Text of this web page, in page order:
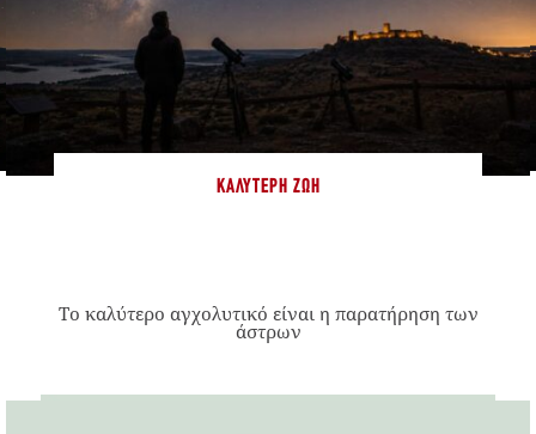
ΚΑΛΎΤΕΡΗ ΖΩΉ
Το καλύτερο αγχολυτικό είναι η παρατήρηση των
άστρων